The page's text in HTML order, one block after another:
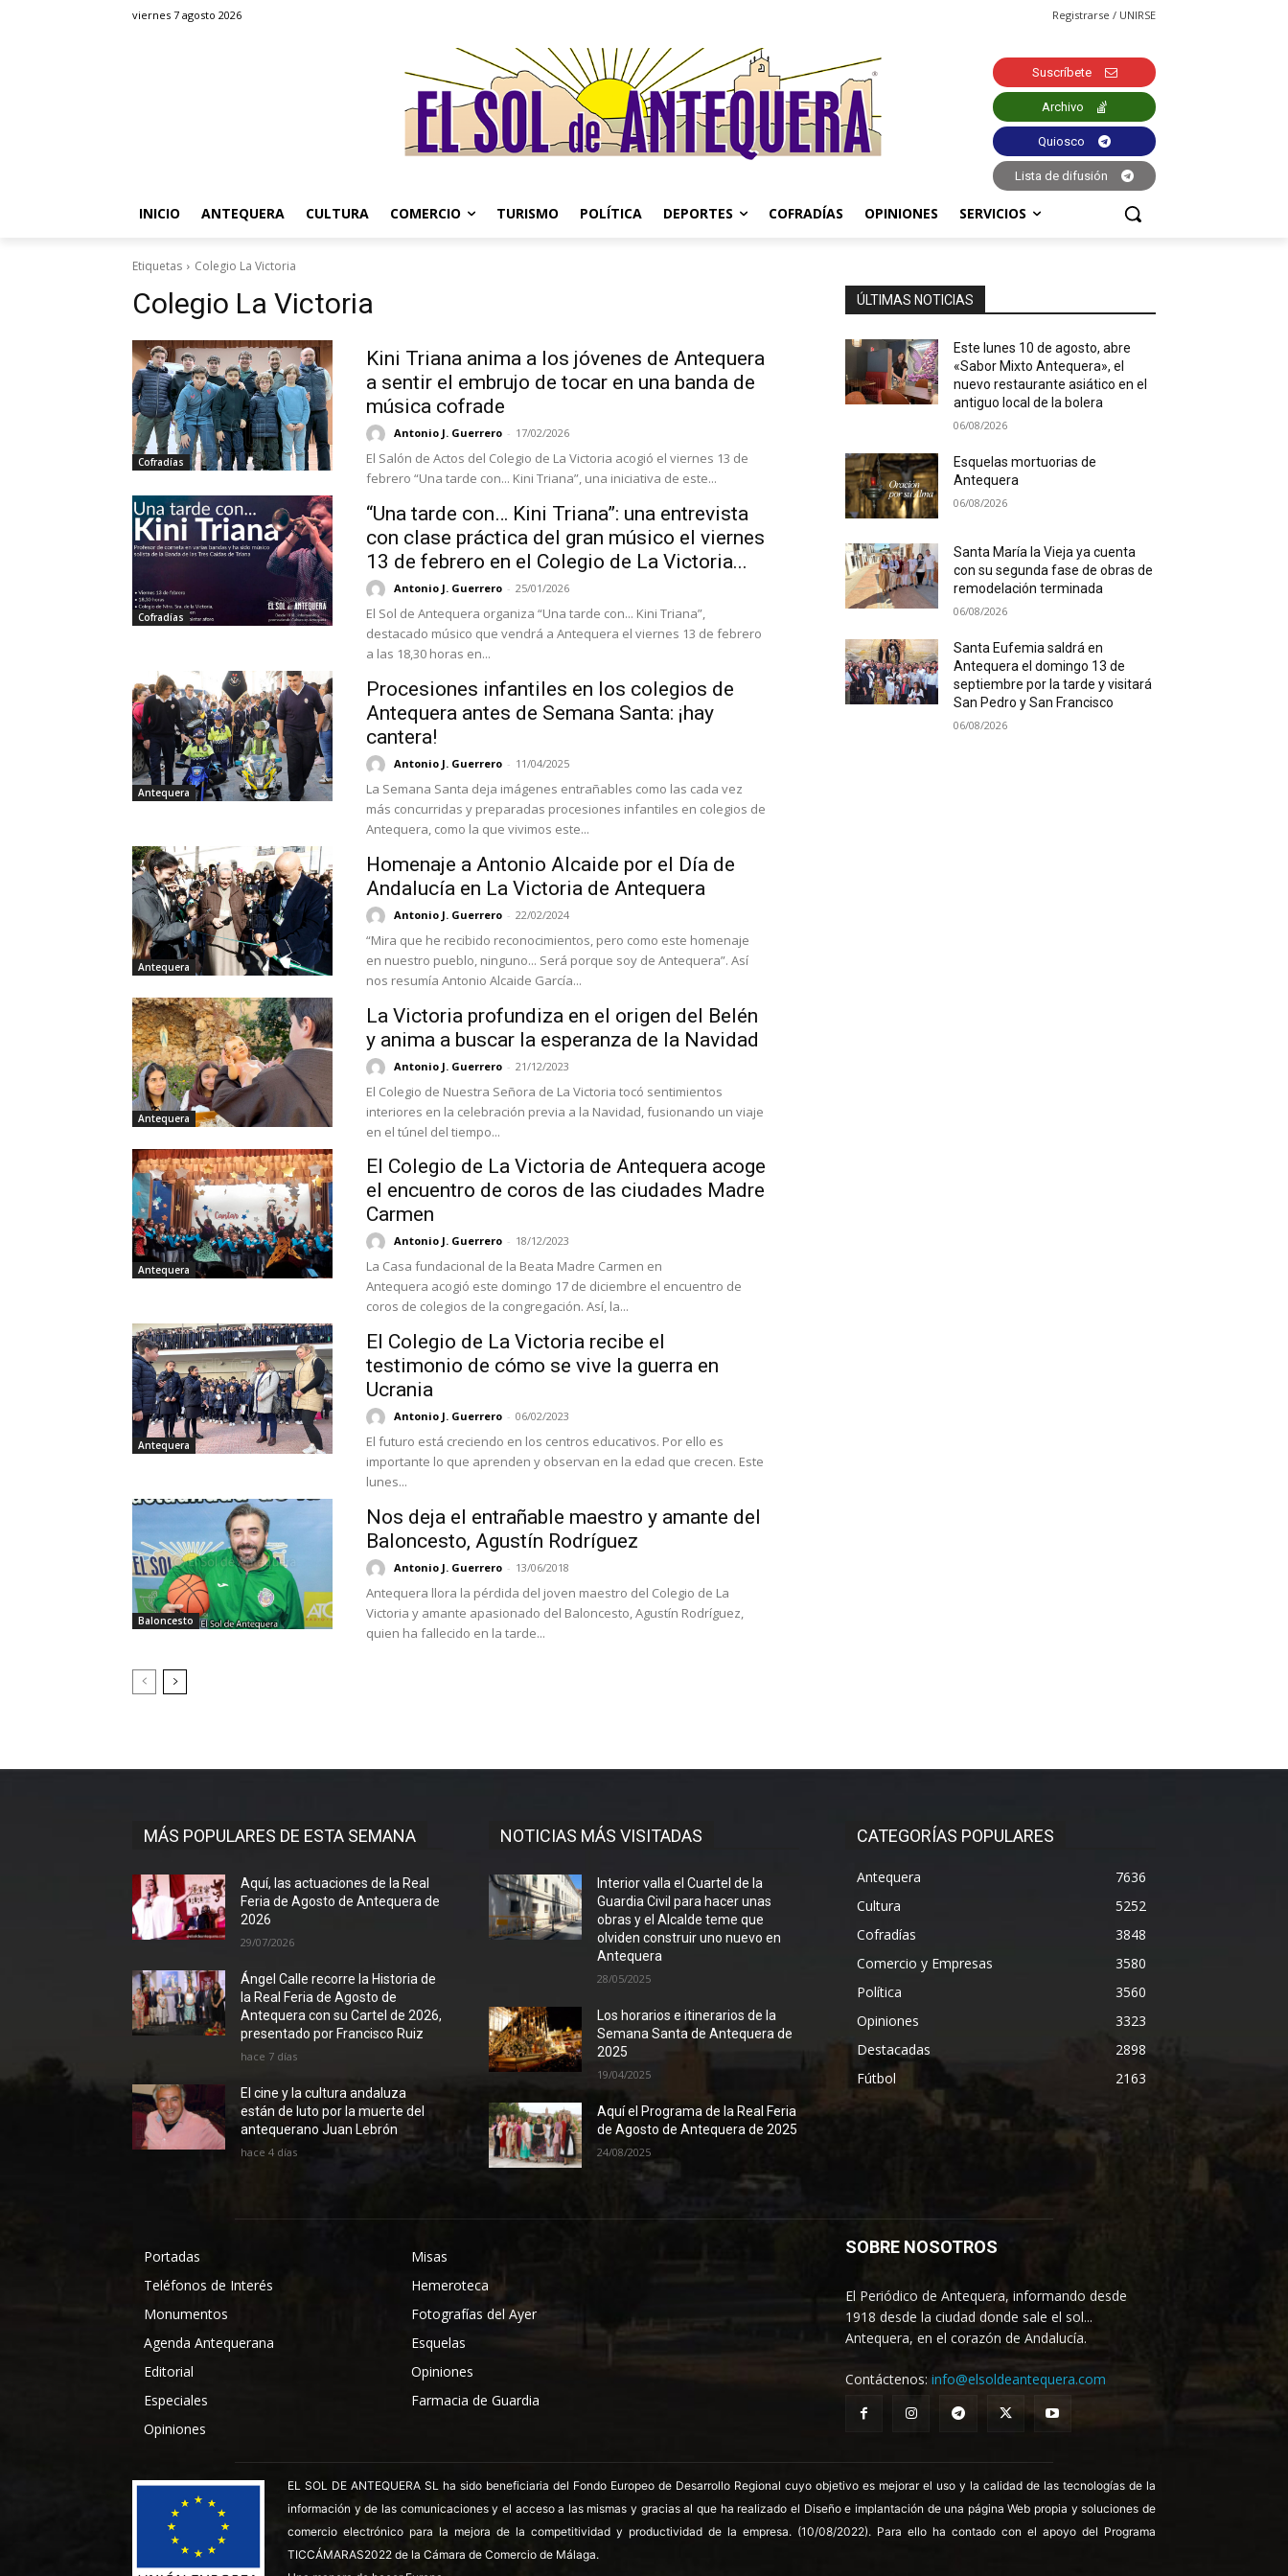
viernes 7 agosto 2026 Registrarse / UNIRSE
Suscríbete
Archivo
Quiosco
Lista de difusión
INICIO ANTEQUERA CULTURA COMERCIO TURISMO POLÍTICA DEPORTES COFRADÍAS OPINIONES SERVICIOS
Etiquetas Colegio La Victoria
Colegio La Victoria
Cofradías
Kini Triana anima a los jóvenes de Antequera
a sentir el embrujo de tocar en una banda de
música cofrade
Antonio J. Guerrero - 17/02/2026
El Salón de Actos del Colegio de La Victoria acogió el viernes 13 de
febrero “Una tarde con... Kini Triana”, una iniciativa de este...
Cofradías
“Una tarde con… Kini Triana”: una entrevista
con clase práctica del gran músico el viernes
13 de febrero en el Colegio de La Victoria...
Antonio J. Guerrero - 25/01/2026
El Sol de Antequera organiza “Una tarde con... Kini Triana”,
destacado músico que vendrá a Antequera el viernes 13 de febrero
a las 18,30 horas en...
Antequera
Procesiones infantiles en los colegios de
Antequera antes de Semana Santa: ¡hay
cantera!
Antonio J. Guerrero - 11/04/2025
La Semana Santa deja imágenes entrañables como las cada vez
más concurridas y preparadas procesiones infantiles en colegios de
Antequera, como la que vivimos este...
Antequera
Homenaje a Antonio Alcaide por el Día de
Andalucía en La Victoria de Antequera
Antonio J. Guerrero - 22/02/2024
“Mira que he recibido reconocimientos, pero como este homenaje
en nuestro pueblo, ninguno... Será porque soy de Antequera”. Así
nos resumía Antonio Alcaide García...
Antequera
La Victoria profundiza en el origen del Belén
y anima a buscar la esperanza de la Navidad
Antonio J. Guerrero - 21/12/2023
El Colegio de Nuestra Señora de La Victoria tocó sentimientos
interiores en la celebración previa a la Navidad, fusionando un viaje
en el túnel del tiempo...
Antequera
El Colegio de La Victoria de Antequera acoge
el encuentro de coros de las ciudades Madre
Carmen
Antonio J. Guerrero - 18/12/2023
La Casa fundacional de la Beata Madre Carmen en
Antequera acogió este domingo 17 de diciembre el encuentro de
coros de colegios de la congregación. Así, la...
Antequera
El Colegio de La Victoria recibe el
testimonio de cómo se vive la guerra en
Ucrania
Antonio J. Guerrero - 06/02/2023
El futuro está creciendo en los centros educativos. Por ello es
importante lo que aprenden y observan en la edad que crecen. Este
lunes...
Baloncesto
Nos deja el entrañable maestro y amante del
Baloncesto, Agustín Rodríguez
Antonio J. Guerrero - 13/06/2018
Antequera llora la pérdida del joven maestro del Colegio de La
Victoria y amante apasionado del Baloncesto, Agustín Rodríguez,
quien ha fallecido en la tarde...
ÚLTIMAS NOTICIAS
Este lunes 10 de agosto, abre
«Sabor Mixto Antequera», el
nuevo restaurante asiático en el
antiguo local de la bolera
06/08/2026
Esquelas mortuorias de
Antequera
06/08/2026
Santa María la Vieja ya cuenta
con su segunda fase de obras de
remodelación terminada
06/08/2026
Santa Eufemia saldrá en
Antequera el domingo 13 de
septiembre por la tarde y visitará
San Pedro y San Francisco
06/08/2026
MÁS POPULARES DE ESTA SEMANA
Aquí, las actuaciones de la Real
Feria de Agosto de Antequera de
2026
29/07/2026
Ángel Calle recorre la Historia de
la Real Feria de Agosto de
Antequera con su Cartel de 2026,
presentado por Francisco Ruiz
hace 7 días
El cine y la cultura andaluza
están de luto por la muerte del
antequerano Juan Lebrón
hace 4 días
NOTICIAS MÁS VISITADAS
Interior valla el Cuartel de la
Guardia Civil para hacer unas
obras y el Alcalde teme que
olviden construir uno nuevo en
Antequera
28/05/2025
Los horarios e itinerarios de la
Semana Santa de Antequera de
2025
19/04/2025
Aquí el Programa de la Real Feria
de Agosto de Antequera de 2025
24/08/2025
CATEGORÍAS POPULARES
Antequera
7636
Cultura
5252
Cofradías
3848
Comercio y Empresas
3580
Política
3560
Opiniones
3323
Destacadas
2898
Fútbol
2163
Portadas
Teléfonos de Interés
Monumentos
Agenda Antequerana
Editorial
Especiales
Opiniones
Misas
Hemeroteca
Fotografías del Ayer
Esquelas
Opiniones
Farmacia de Guardia
SOBRE NOSOTROS
El Periódico de Antequera, informando desde
1918 desde la ciudad donde sale el sol...
Antequera, en el corazón de Andalucía.
Contáctenos: info@elsoldeantequera.com
EL SOL DE ANTEQUERA SL ha sido beneficiaria del Fondo Europeo de Desarrollo Regional cuyo objetivo es mejorar el uso y la calidad de las tecnologías de la
información y de las comunicaciones y el acceso a las mismas y gracias al que ha realizado el Diseño e implantación de una página Web propia y soluciones de
comercio electrónico para la mejora de la competitividad y productividad de la empresa. (10/08/2022). Para ello ha contado con el apoyo del Programa
TICCÁMARAS2022 de la Cámara de Comercio de Málaga.